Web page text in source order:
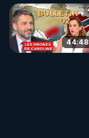
44:48